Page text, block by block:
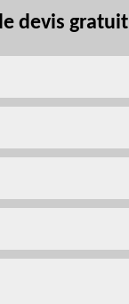
devis gratuit